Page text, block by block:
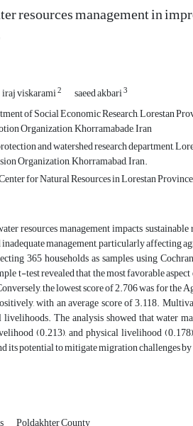
resources management in
iraj viskarami2 saeed akbari3
of Social Economic Research, Lorestan
Organization, Khorramabade, Iran
and watershed research department,
Organization, Khorramabad, Iran.
for Natural Resources in Lorestan
resources management impacts
management, particularly
365 households as samples using
t-test revealed that the most favorable
the lowest score of 2.706 was for
with an average score of 3.118.
The analysis showed that water
(0.213), and physical livelihood
its potential to mitigate migration challenges